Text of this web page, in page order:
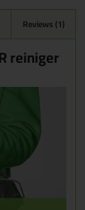
Reviews (1)
reiniger